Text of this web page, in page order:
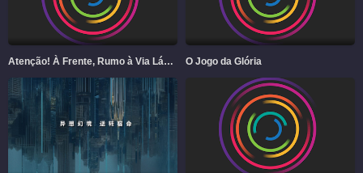
Atenção! À Frente, Rumo à Via Láctea O Jogo da Glória